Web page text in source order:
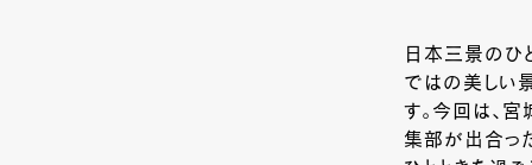
日本三景のひ
ではの美しい
す。今回は、 宮
集部が出合っ